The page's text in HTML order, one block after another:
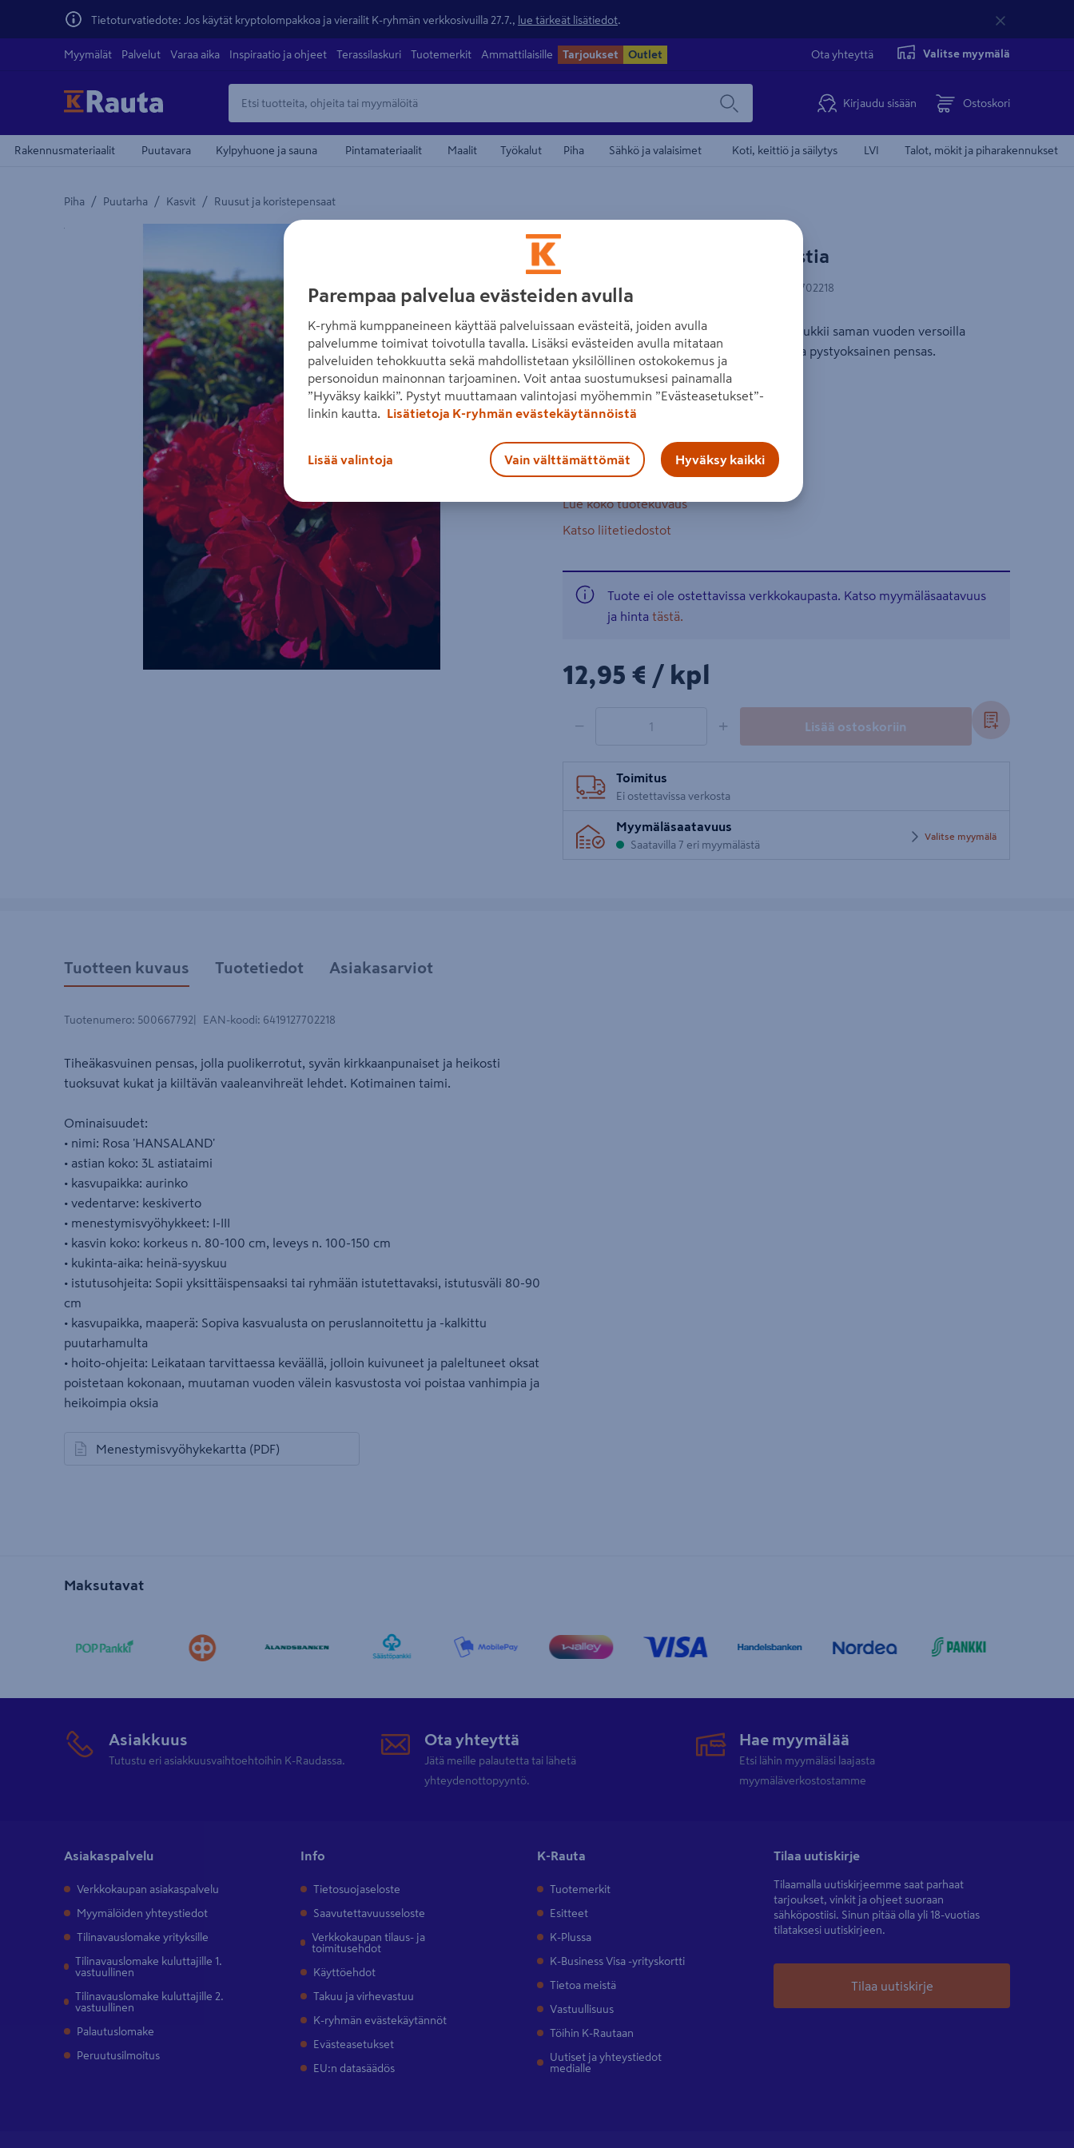
Tietoturvatiedote: Jos käytät kryptolompakkoa ja vierailit K-ryhmän verkkosivuilla 27.7., lue tärkeät lisätiedot
Myymälät Palvelut Varaa aika Inspiraatio ja ohjeet Terassilaskuri Tuotemerkit Ammattilaisille Tarjoukset Outlet Ota yhteyttä Valitse myymälä
Kirjaudu sisään Ostoskori
Rakennusmateriaalit Puutavara Kylpyhuone ja sauna Pintamateriaalit Maalit Työkalut Piha Sähkö ja valaisimet Koti, keittiö ja säilytys LVI Talot, mökit ja piharakennukset
Piha / Puutarha / Kasvit / Ruusut ja koristepensaat
Yksityiskohtainen kuvaus löytyy Tuotteen kuvaus -maamerkistä
Ruusu Rosa Hansaland 3l astia
Tuotenumero 6419127702218
Kukat puolikerrotut ja loistavanpunaiset. Kukkii saman vuoden versoilla
heinäkuusta syyskuuhun. Tiivis, leveähkö ja pystyoksainen pensas.
korkeus n. 0,8-1m, leveys n. 1-1,5m
menestymisvyöhykkeet: I-III
kukinta-aika heinä-syyskuu
kasvupaikka: aurinko
Lue koko tuotekuvaus
Katso liitetiedostot
Tuote ei ole ostettavissa verkkokaupasta. Katso myymäläsaatavuus
ja hinta tästä.
12,95€/kpl
12,95 € / kpl
− + Lisää ostoskoriin
Toimitus
Ei ostettavissa verkosta
Myymäläsaatavuus
Saatavilla 7 eri myymälästä
Valitse myymälä
Tuotteen kuvaus Tuotetiedot Asiakasarviot
Tuotenumero: 500667792 EAN-koodi: 6419127702218
Tiheäkasvuinen pensas, jolla puolikerrotut, syvän kirkkaanpunaiset ja heikosti
tuoksuvat kukat ja kiiltävän vaaleanvihreät lehdet. Kotimainen taimi.
Ominaisuudet:
• nimi: Rosa 'HANSALAND'
• astian koko: 3L astiataimi
• kasvupaikka: aurinko
• vedentarve: keskiverto
• menestymisvyöhykkeet: I-III
• kasvin koko: korkeus n. 80-100 cm, leveys n. 100-150 cm
• kukinta-aika: heinä-syyskuu
• istutusohjeita: Sopii yksittäispensaaksi tai ryhmään istutettavaksi, istutusväli 80-90
cm
• kasvupaikka, maaperä: Sopiva kasvualusta on peruslannoitettu ja -kalkittu
puutarhamulta
• hoito-ohjeita: Leikataan tarvittaessa keväällä, jolloin kuivuneet ja paleltuneet oksat
poistetaan kokonaan, muutaman vuoden välein kasvustosta voi poistaa vanhimpia ja
heikoimpia oksia
Menestymisvyöhykekartta (PDF)
avautuu uuteen välilehteen
Maksutavat
Asiakkuus
Tutustu eri asiakkuusvaihtoehtoihin K-Raudassa.
Ota yhteyttä
Jätä meille palautetta tai lähetä
yhteydenottopyyntö.
Hae myymälää
Etsi lähin myymäläsi laajasta
myymäläverkostostamme
Asiakaspalvelu
Verkkokaupan asiakaspalvelu
Myymälöiden yhteystiedot
Tilinavauslomake yrityksille
Tilinavauslomake kuluttajille 1.
vastuullinen
Tilinavauslomake kuluttajille 2.
vastuullinen
Palautuslomake
Peruutusilmoitus
Info
Tietosuojaseloste
Saavutettavuusseloste
Verkkokaupan tilaus- ja
toimitusehdot
Käyttöehdot
Takuu ja virhevastuu
K-ryhmän evästekäytännöt
Evästeasetukset
EU:n datasäädös
K-Rauta
Tuotemerkit
Esitteet
K-Plussa
K-Business Visa -yrityskortti
Tietoa meistä
Vastuullisuus
Töihin K-Rautaan
Uutiset ja yhteystiedot
medialle
Tilaa uutiskirje
Tilaamalla uutiskirjeemme saat parhaat
tarjoukset, vinkit ja ohjeet suoraan
sähköpostiisi. Sinun pitää olla yli 18-vuotias
tilataksesi uutiskirjeen.
Tilaa uutiskirje
Parempaa palvelua evästeiden avulla
K-ryhmä kumppaneineen käyttää palveluissaan evästeitä, joiden avulla
palvelumme toimivat toivotulla tavalla. Lisäksi evästeiden avulla mitataan
palveluiden tehokkuutta sekä mahdollistetaan yksilöllinen ostokokemus ja
personoidun mainonnan tarjoaminen. Voit antaa suostumuksesi painamalla
”Hyväksy kaikki”. Pystyt muuttamaan valintojasi myöhemmin ”Evästeasetukset”-
linkin kautta.
Lisätietoja K-ryhmän evästekäytännöistä
Lisää valintoja Vain välttämättömät Hyväksy kaikki